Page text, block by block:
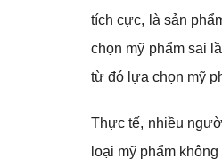
tích cực, là sản
chọn mỹ phẩm sai
từ đó lựa chọn mỹ
Thực tế, nhiều
loại mỹ phẩm